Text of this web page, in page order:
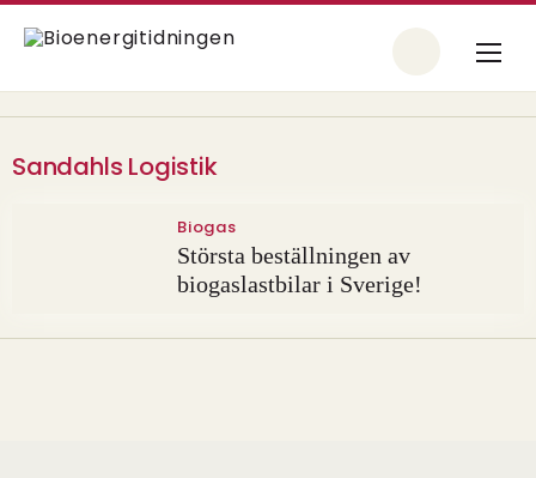
Sandahls Logistik
Biogas
Största beställningen av
biogaslastbilar i Sverige!